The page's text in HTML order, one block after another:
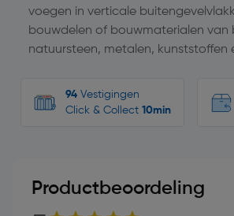
voegen in verticale
bouwdelen of bouwmaterialen van
natuursteen, metalen, kunststoffen
94 Vestigingen
Click & Collect 10min
Productbeoordeling